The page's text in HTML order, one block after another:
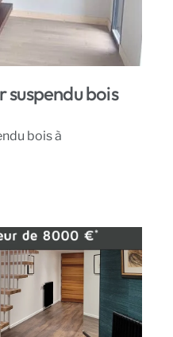
bois
bois à